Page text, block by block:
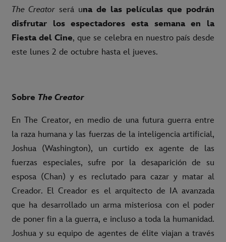
The Creator será una de las películas que podrán
disfrutar los espectadores esta semana en la
Fiesta del Cine, que se celebra en nuestro país desde
este lunes 2 de octubre hasta el jueves.
Sobre The Creator
En The Creator, en medio de una futura guerra entre
la raza humana y las fuerzas de la inteligencia artificial,
Joshua (Washington), un curtido ex agente de las
fuerzas especiales, sufre por la desaparición de su
esposa (Chan) y es reclutado para cazar y matar al
Creador. El Creador es el arquitecto de IA avanzada
que ha desarrollado un arma misteriosa con el poder
de poner fin a la guerra, e incluso a toda la humanidad.
Joshua y su equipo de agentes de élite viajan a través